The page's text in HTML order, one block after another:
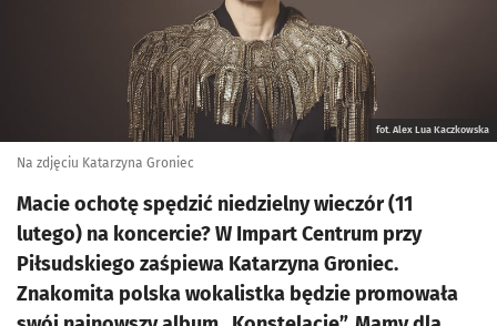
fot. Alex Lua Kaczkowska
Na zdjęciu Katarzyna Groniec
Macie ochotę spędzić niedzielny wieczór (11
lutego) na koncercie? W Impart Centrum przy
Piłsudskiego zaśpiewa Katarzyna Groniec.
Znakomita polska wokalistka będzie promowała